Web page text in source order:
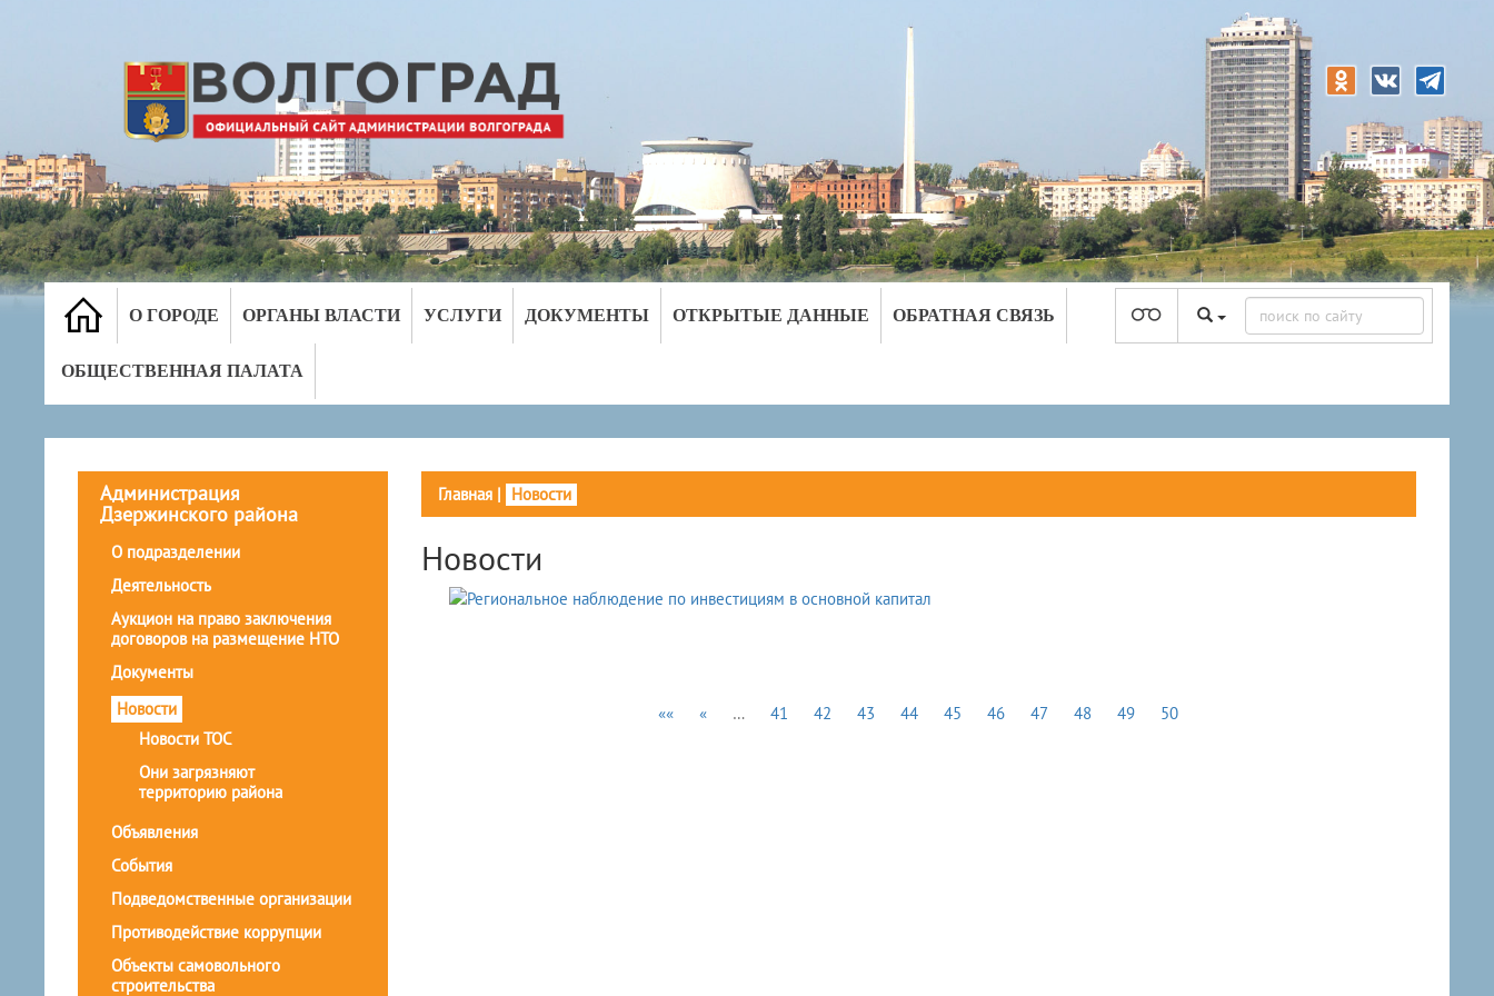
О ГОРОДЕ ОРГАНЫ ВЛАСТИ УСЛУГИ ДОКУМЕНТЫ ОТКРЫТЫЕ ДАННЫЕ ОБРАТНАЯ СВЯЗЬ
ОБЩЕСТВЕННАЯ ПАЛАТА
Администрация
Дзержинского района
О подразделении
Деятельность
Аукцион на право заключения
договоров на размещение НТО
Документы
Новости
Новости ТОС
Они загрязняют
территорию района
Объявления
События
Подведомственные организации
Противодействие коррупции
Объекты самовольного
строительства
Главная| Новости
Новости
«« « … 41 42 43 44 45 46 47 48 49 50